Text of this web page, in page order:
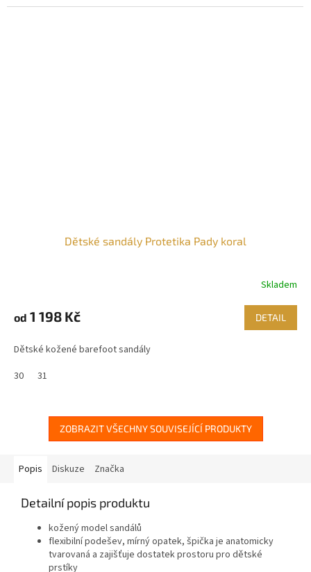
Dětské sandály Protetika Pady koral
Skladem
od 1 198 Kč DETAIL
Dětské kožené barefoot sandály
30
31
ZOBRAZIT VŠECHNY SOUVISEJÍCÍ PRODUKTY
Popis Diskuze Značka
Detailní popis produktu
kožený model sandálů
flexibilní podešev, mírný opatek, špička je anatomicky
tvarovaná a zajišťuje dostatek prostoru pro dětské
prstíky